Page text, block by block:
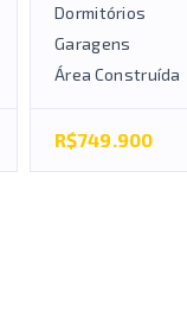
Dormitórios
Garagens
Área Construída
R$749.900